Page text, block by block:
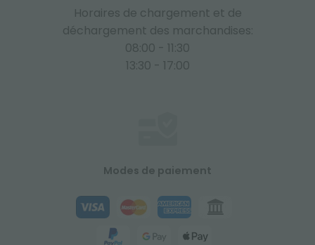
Horaires de chargement et de
déchargement des marchandises:
08:00 - 11:30
13:30 - 17:00
Modes de paiement